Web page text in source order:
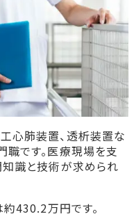
びませんか？
心肺装置、透析装置な
職です。医療現場を支
知識と技術が求められ
430.2万円です。